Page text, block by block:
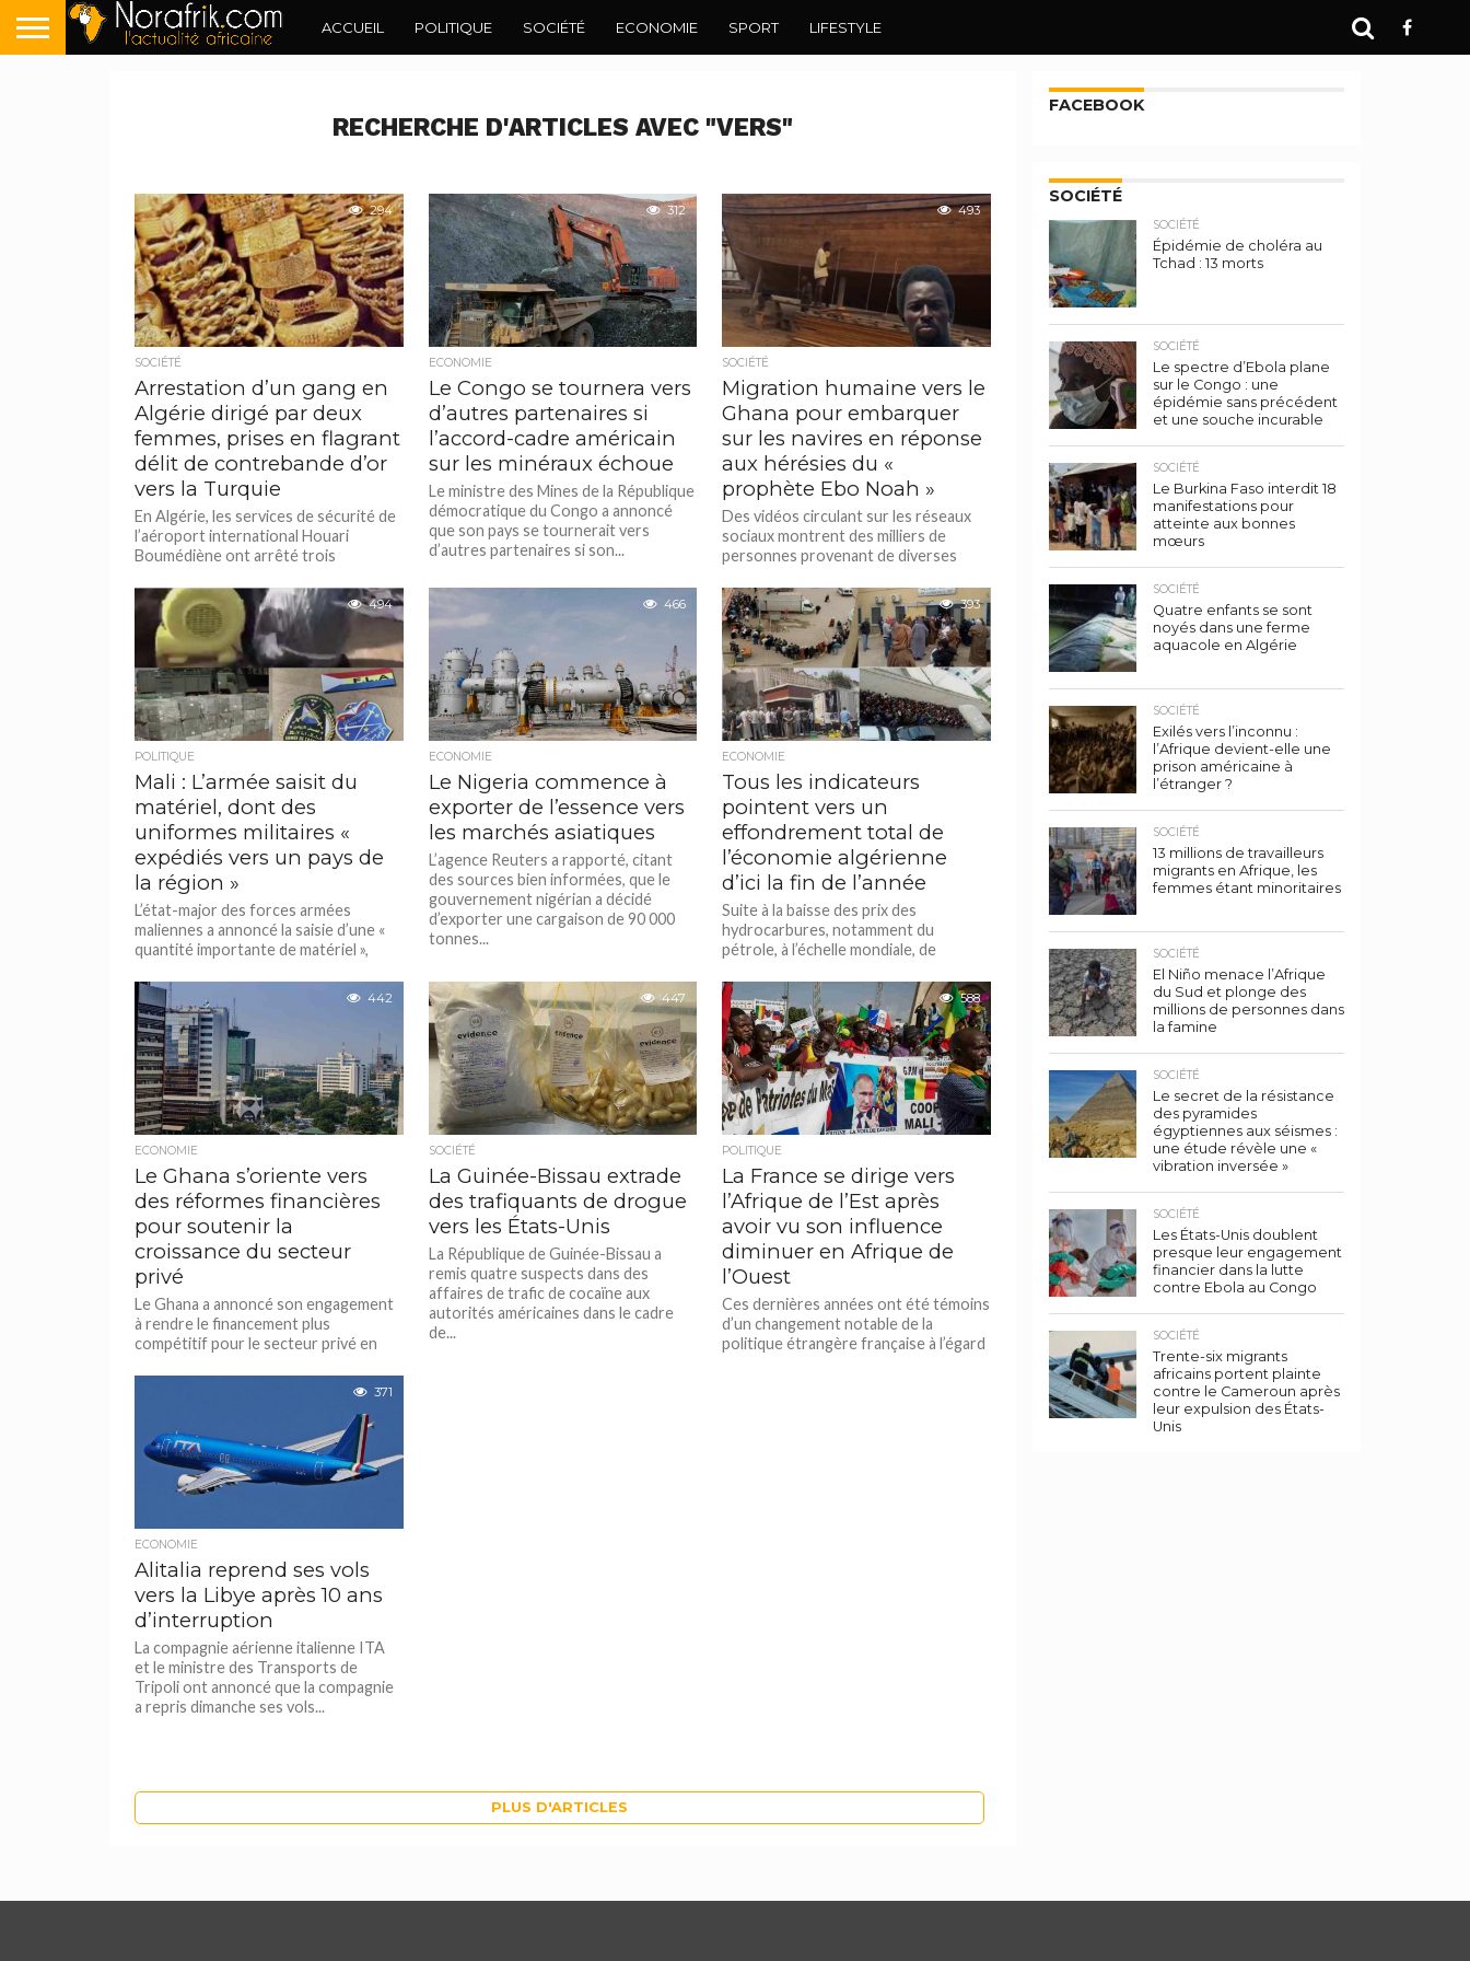
ACCUEIL POLITIQUE SOCIÉTÉ ECONOMIE SPORT LIFESTYLE
RECHERCHE D'ARTICLES AVEC "VERS"
294
SOCIÉTÉ
Arrestation d’un gang en
Algérie dirigé par deux
femmes, prises en flagrant
délit de contrebande d’or
vers la Turquie
En Algérie, les services de sécurité de
l’aéroport international Houari
Boumédiène ont arrêté trois
faisaient partie d’un...
312
ECONOMIE
Le Congo se tournera vers
d’autres partenaires si
l’accord-cadre américain
sur les minéraux échoue
Le ministre des Mines de la République
démocratique du Congo a annoncé
que son pays se tournerait vers
d’autres partenaires si son...
493
SOCIÉTÉ
Migration humaine vers le
Ghana pour embarquer
sur les navires en réponse
aux hérésies du «
prophète Ebo Noah »
Des vidéos circulant sur les réseaux
sociaux montrent des milliers de
personnes provenant de diverses
Ghana,...
494
POLITIQUE
Mali : L’armée saisit du
matériel, dont des
uniformes militaires «
expédiés vers un pays de
la région »
L’état-major des forces armées
maliennes a annoncé la saisie d’une «
quantité importante de matériel »,
466
ECONOMIE
Le Nigeria commence à
exporter de l’essence vers
les marchés asiatiques
L’agence Reuters a rapporté, citant
des sources bien informées, que le
gouvernement nigérian a décidé
d’exporter une cargaison de 90 000
tonnes...
393
ECONOMIE
Tous les indicateurs
pointent vers un
effondrement total de
l’économie algérienne
d’ici la fin de l’année
Suite à la baisse des prix des
hydrocarbures, notamment du
pétrole, à l’échelle mondiale, de
averti que l’économie...
442
ECONOMIE
Le Ghana s’oriente vers
des réformes financières
pour soutenir la
croissance du secteur
privé
Le Ghana a annoncé son engagement
à rendre le financement plus
compétitif pour le secteur privé en
447
SOCIÉTÉ
La Guinée-Bissau extrade
des trafiquants de drogue
vers les États-Unis
La République de Guinée-Bissau a
remis quatre suspects dans des
affaires de trafic de cocaïne aux
autorités américaines dans le cadre
de...
588
POLITIQUE
La France se dirige vers
l’Afrique de l’Est après
avoir vu son influence
diminuer en Afrique de
l’Ouest
Ces dernières années ont été témoins
d’un changement notable de la
politique étrangère française à l’égard
371
ECONOMIE
Alitalia reprend ses vols
vers la Libye après 10 ans
d’interruption
La compagnie aérienne italienne ITA
et le ministre des Transports de
Tripoli ont annoncé que la compagnie
a repris dimanche ses vols...
PLUS D'ARTICLES
FACEBOOK
SOCIÉTÉ
SOCIÉTÉ
Épidémie de choléra au
Tchad : 13 morts
SOCIÉTÉ
Le spectre d’Ebola plane
sur le Congo : une
épidémie sans précédent
et une souche incurable
SOCIÉTÉ
Le Burkina Faso interdit 18
manifestations pour
atteinte aux bonnes
mœurs
SOCIÉTÉ
Quatre enfants se sont
noyés dans une ferme
aquacole en Algérie
SOCIÉTÉ
Exilés vers l’inconnu :
l’Afrique devient-elle une
prison américaine à
l’étranger ?
SOCIÉTÉ
13 millions de travailleurs
migrants en Afrique, les
femmes étant minoritaires
SOCIÉTÉ
El Niño menace l’Afrique
du Sud et plonge des
millions de personnes dans
la famine
SOCIÉTÉ
Le secret de la résistance
des pyramides
égyptiennes aux séismes :
une étude révèle une «
vibration inversée »
SOCIÉTÉ
Les États-Unis doublent
presque leur engagement
financier dans la lutte
contre Ebola au Congo
SOCIÉTÉ
Trente-six migrants
africains portent plainte
contre le Cameroun après
leur expulsion des États-
Unis